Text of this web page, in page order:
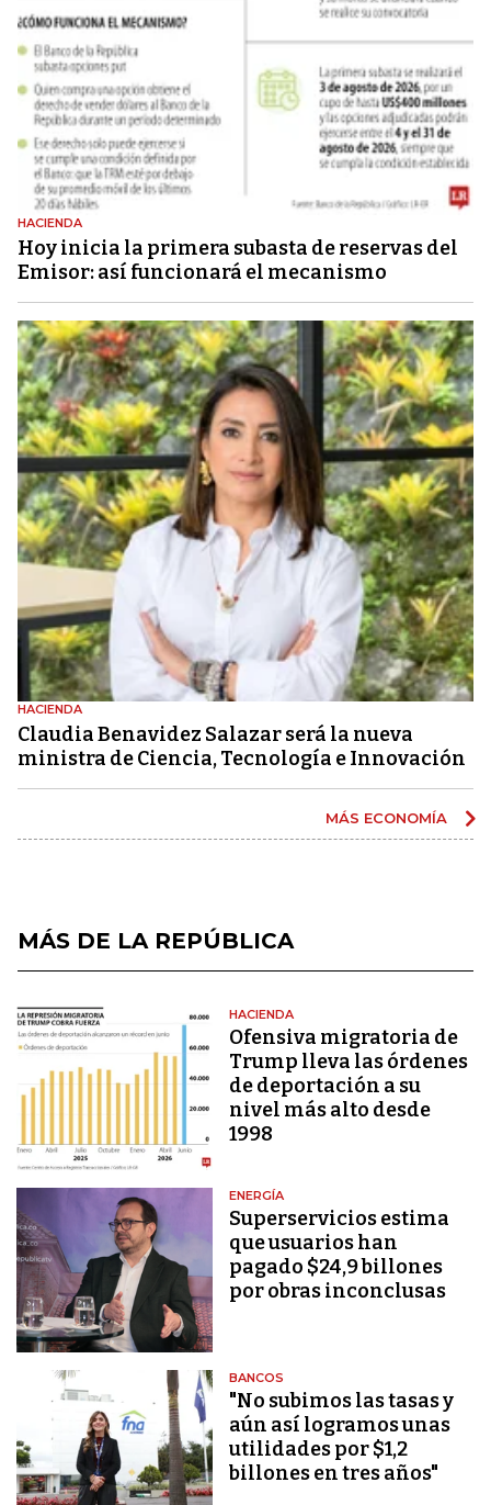
HACIENDA
Hoy inicia la primera subasta de reservas del
Emisor: así funcionará el mecanismo
HACIENDA
Claudia Benavidez Salazar será la nueva
ministra de Ciencia, Tecnología e Innovación
MÁS ECONOMÍA
MÁS DE LA REPÚBLICA
HACIENDA
Ofensiva migratoria de
Trump lleva las órdenes
de deportación a su
nivel más alto desde
1998
ENERGÍA
Superservicios estima
que usuarios han
pagado $24,9 billones
por obras inconclusas
BANCOS
"No subimos las tasas y
aún así logramos unas
utilidades por $1,2
billones en tres años"